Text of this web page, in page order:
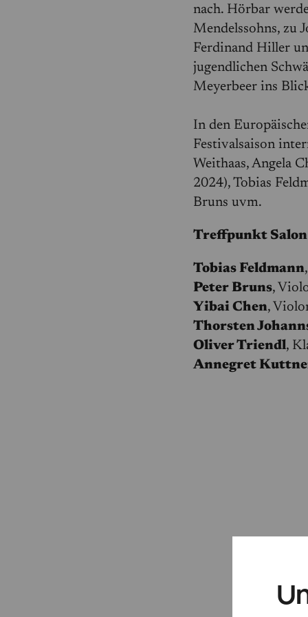
nach. Hörbar
Mendelssohns, zu
Ferdinand Hiller
jugendlichen
Meyerbeer ins
In den
Festivalsaison
Weithaas, Angela
2024), Tobias
Bruns uvm.
Treffpunkt Salon
Tobias Feldmann
Peter Bruns,
Yibai Chen,
Thorsten
Oliver Triendl,
Annegret